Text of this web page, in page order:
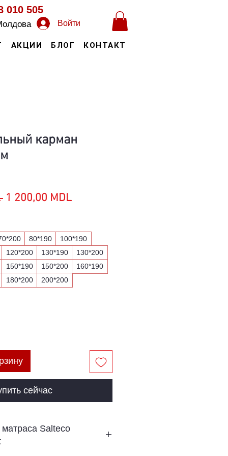
Войти
010 505
АКЦИИ БЛОГ КОНТАКТ
карман
Обычная
1 200,00 MDLСпеццена
80*190
100*190
120*200
130*190
130*200
150*190
150*200
160*190
180*200
200*200
сейчас
матраса Salteco